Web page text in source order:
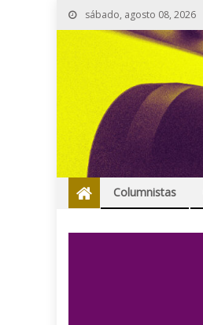
sábado, agosto 08, 2026
Columnistas